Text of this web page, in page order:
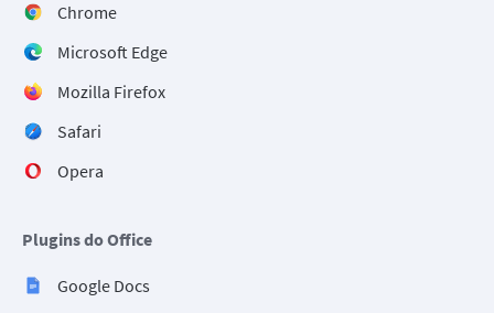
Chrome
Microsoft Edge
Mozilla Firefox
Safari
Opera
Plugins do Office
Google Docs